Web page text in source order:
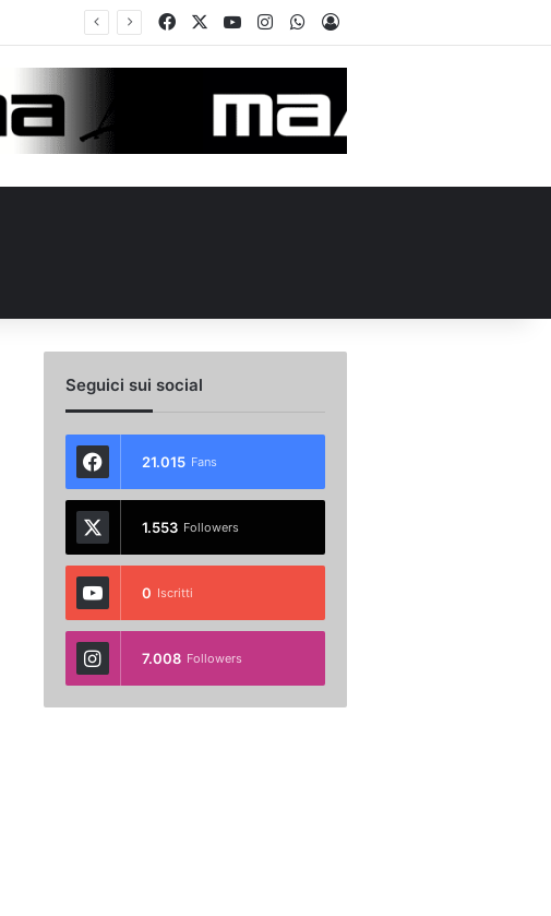
FacebookYou TubeInstagramWhatsApp
Accedi
Seguici sui social
21.015 Fans
1.553 Followers
0 Iscritti
7.008 Followers